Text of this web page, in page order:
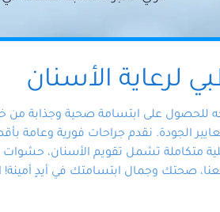
لرعاية الأسنان
للحصول على ابتسامة صحية وجذابة
الجودة. نقدم جراحات فورية وعامة
تشمل تقويم الأسنان، حشوات
صحتك وجمال ابتسامتك في أيدٍ أمينة!